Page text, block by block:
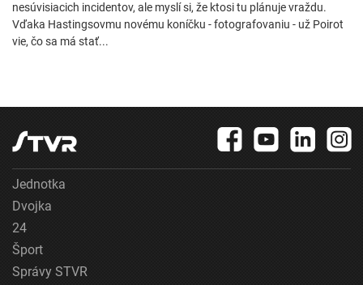
nesúvisiacich incidentov, ale myslí si, že ktosi tu plánuje vraždu.
Vďaka Hastingsovmu novému koníčku - fotografovaniu - už Poirot
vie, čo sa má stať...
Jednotka
Dvojka
24
Šport
Správy STVR